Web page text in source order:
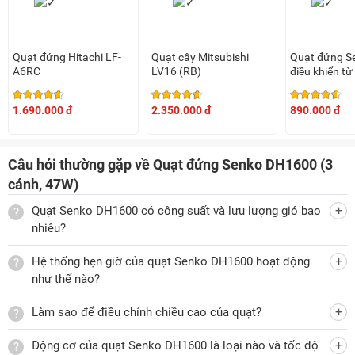
bất cứ thao tác nào.
Bảng điều khiển nút nhấn dễ sử dụng
Quạt DH1600 được trang bị bảng điều khiển đơn giản với 4
nhất. Bạn chỉ cần nhấn nút bấm tương ứng với tốc độ quạt
mà mình mong muốn.
Ngoài ra, quạt còn có núm xoay để cài đặt hẹn giờ tắt cho
thiết bị. Với 6 mức hẹn giờ (từ 20 đến 120), mỗi mức cách
nhau 20 phút, bạn có thể vặn núm để chọn thời điểm tắt
quạt khi không còn nhu cầu sử dụng.
Đảm bảo an toàn trong quá trình sử dụng
Quạt đứng Hitachi LF-
A6RC
1.690.000 đ
Quạt cây Mitsubishi
LV16 (RB)
2.350.000 đ
Quạt đứng
điều khiển từ
890.000 đ
Câu hỏi thường gặp về Quạt đứng Senko DH1600 (3
cánh, 47W)
Quạt Senko DH1600 có công suất và lưu lượng gió bao
nhiêu?
Hệ thống hẹn giờ của quạt Senko DH1600 hoạt động
như thế nào?
Làm sao để điều chỉnh chiều cao của quạt?
Động cơ của quạt Senko DH1600 là loại nào và tốc độ